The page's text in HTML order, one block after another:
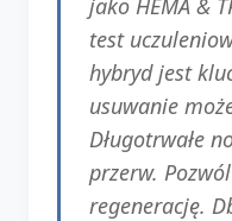
test
hybryd jest
usuwanie
Długotrwałe
przerw.
regenerację.